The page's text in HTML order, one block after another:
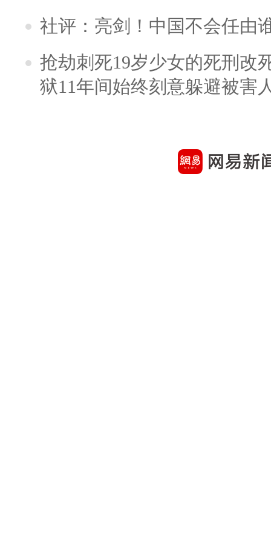
社评：亮剑！中国不会任由
抢劫刺死19岁少女的死刑改
狱11年间始终刻意躲避被害